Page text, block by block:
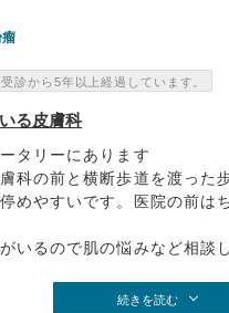
診から5年以上経過しています。
る皮膚科
タリーにあります
科の前と横断歩道を渡った
めやすいです。医院の前は
いるので肌の悩みなど相談
続きを読む